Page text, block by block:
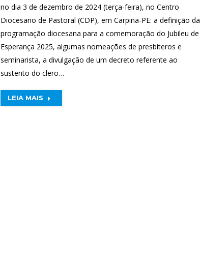
no dia 3 de dezembro de 2024 (terça-feira), no Centro
Diocesano de Pastoral (CDP), em Carpina-PE: a definição da
programação diocesana para a comemoração do Jubileu de
Esperança 2025, algumas nomeações de presbíteros e
seminarista, a divulgação de um decreto referente ao
sustento do clero…
LEIA MAIS